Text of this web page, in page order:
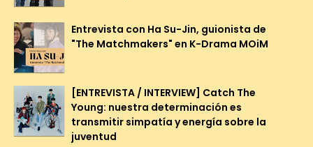
Entrevista con Ha Su-Jin, guionista de
"The Matchmakers" en K-Drama MOiM
[ENTREVISTA / INTERVIEW] Catch The
Young: nuestra determinación es
transmitir simpatía y energía sobre la
juventud